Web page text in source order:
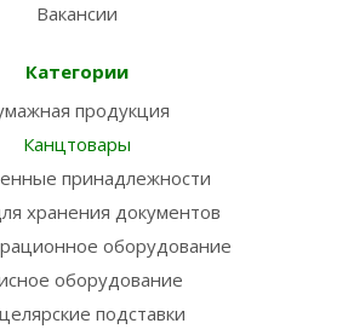
Вакансии
Категории
продукция
Канцтовары
принадлежности
хранения документов
оборудование
оборудование
подставки